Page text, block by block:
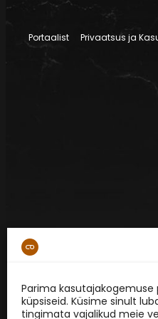
Parima
küpsiseid. Küsime sinult
tingimata vajalikud meie
Portaalist Privaatsus ja